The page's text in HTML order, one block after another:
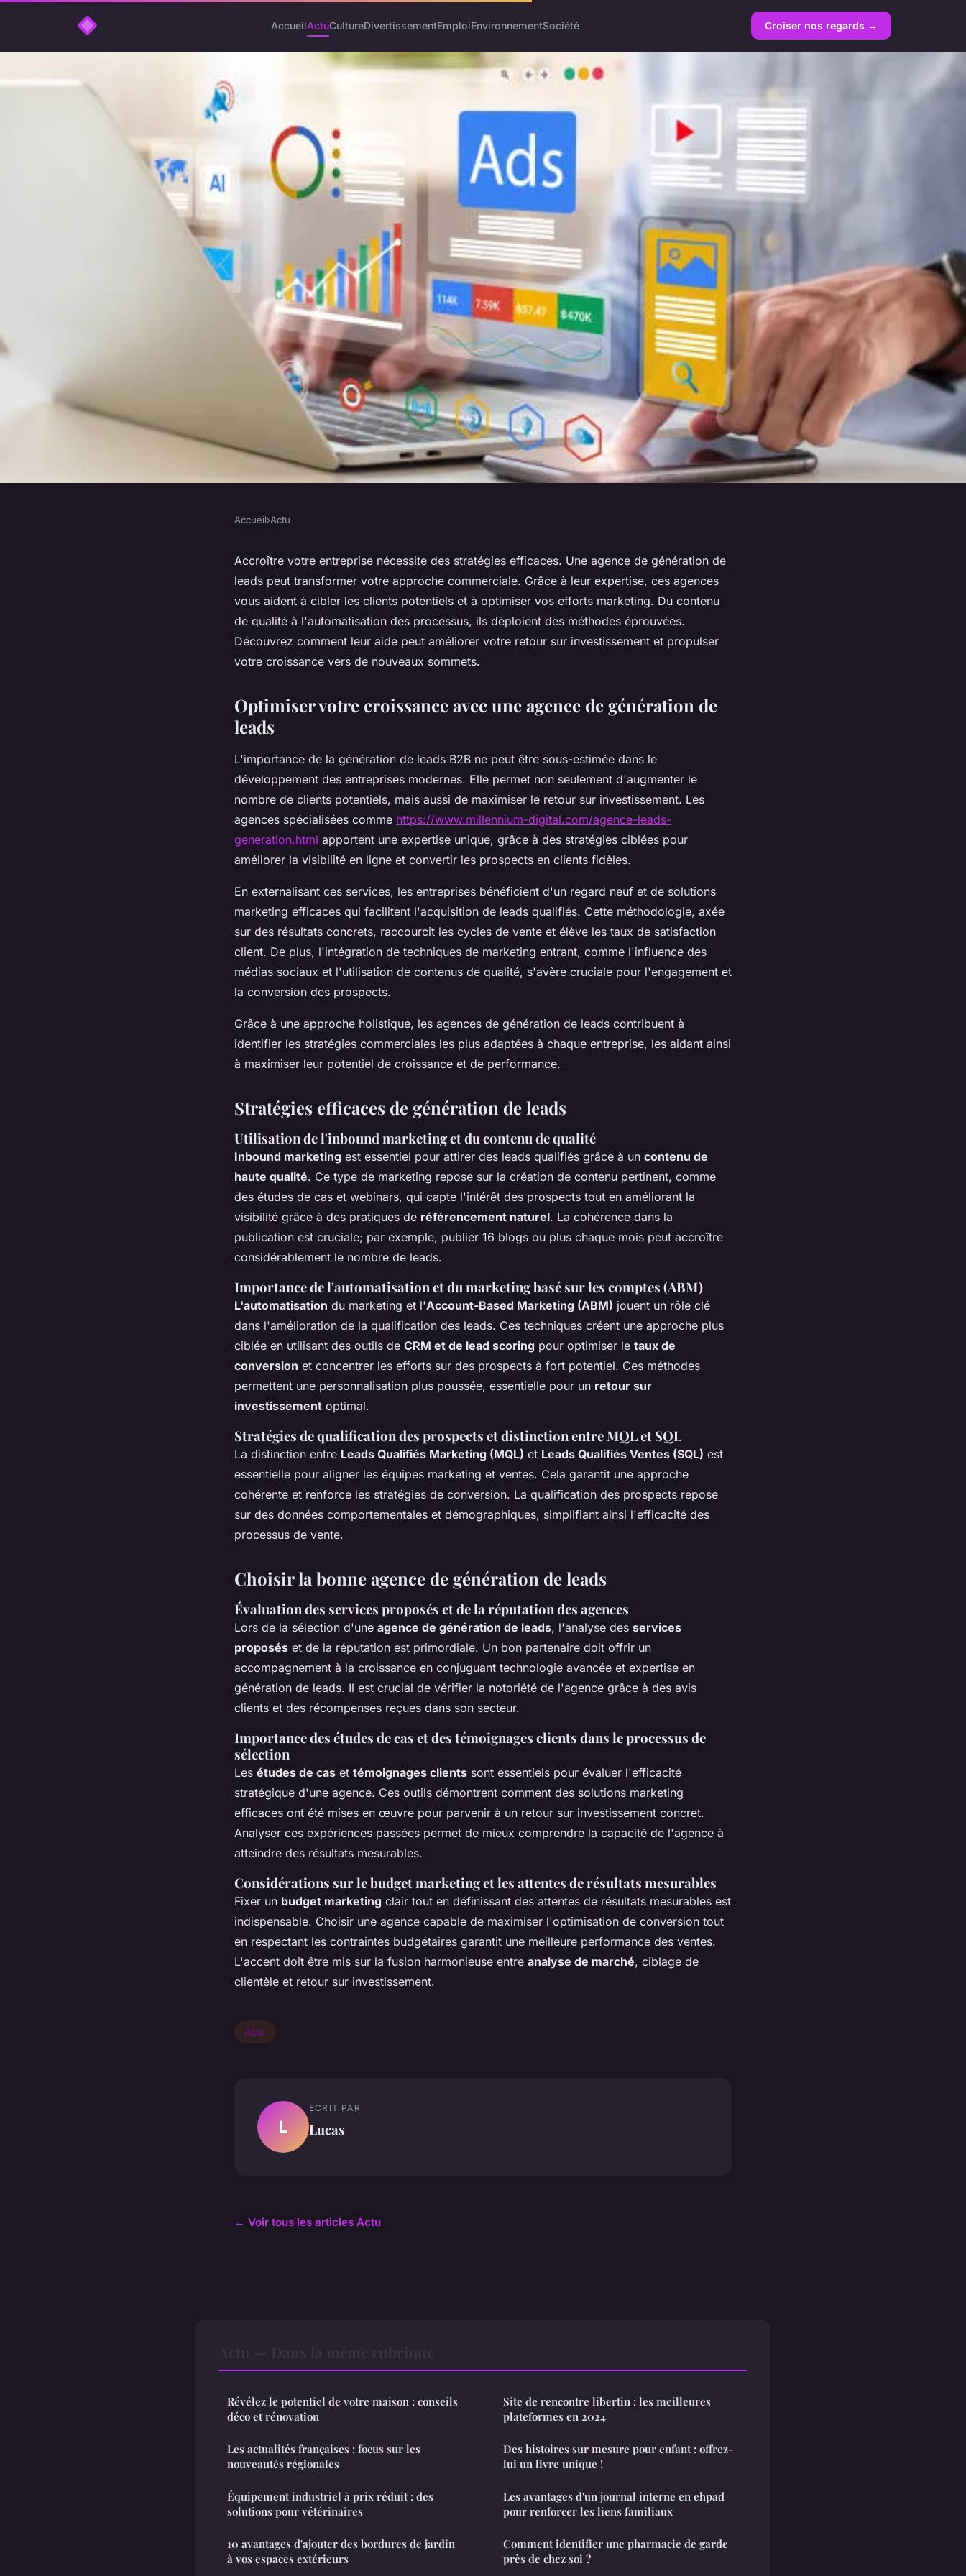
AccueilActuCultureDivertissementEmploiEnvironnementSociété Croiser nos regards →
Optimisez votre croissance avec une
agence de génération de leads
Accueil›Actu
Accroître votre entreprise nécessite des stratégies efficaces. Une agence de génération de
leads peut transformer votre approche commerciale. Grâce à leur expertise, ces agences
vous aident à cibler les clients potentiels et à optimiser vos efforts marketing. Du contenu
de qualité à l'automatisation des processus, ils déploient des méthodes éprouvées.
Découvrez comment leur aide peut améliorer votre retour sur investissement et propulser
votre croissance vers de nouveaux sommets.
Optimiser votre croissance avec une agence de génération de
leads
L'importance de la génération de leads B2B ne peut être sous-estimée dans le
développement des entreprises modernes. Elle permet non seulement d'augmenter le
nombre de clients potentiels, mais aussi de maximiser le retour sur investissement. Les
agences spécialisées comme https://www.millennium-digital.com/agence-leads-
generation.html apportent une expertise unique, grâce à des stratégies ciblées pour
améliorer la visibilité en ligne et convertir les prospects en clients fidèles.
En externalisant ces services, les entreprises bénéficient d'un regard neuf et de solutions
marketing efficaces qui facilitent l'acquisition de leads qualifiés. Cette méthodologie, axée
sur des résultats concrets, raccourcit les cycles de vente et élève les taux de satisfaction
client. De plus, l'intégration de techniques de marketing entrant, comme l'influence des
médias sociaux et l'utilisation de contenus de qualité, s'avère cruciale pour l'engagement et
la conversion des prospects.
Grâce à une approche holistique, les agences de génération de leads contribuent à
identifier les stratégies commerciales les plus adaptées à chaque entreprise, les aidant ainsi
à maximiser leur potentiel de croissance et de performance.
Stratégies efficaces de génération de leads
Utilisation de l'inbound marketing et du contenu de qualité
Inbound marketing est essentiel pour attirer des leads qualifiés grâce à un contenu de
haute qualité. Ce type de marketing repose sur la création de contenu pertinent, comme
des études de cas et webinars, qui capte l'intérêt des prospects tout en améliorant la
visibilité grâce à des pratiques de référencement naturel. La cohérence dans la
publication est cruciale; par exemple, publier 16 blogs ou plus chaque mois peut accroître
considérablement le nombre de leads.
Importance de l'automatisation et du marketing basé sur les comptes (ABM)
L'automatisation du marketing et l'Account-Based Marketing (ABM) jouent un rôle clé
dans l'amélioration de la qualification des leads. Ces techniques créent une approche plus
ciblée en utilisant des outils de CRM et de lead scoring pour optimiser le taux de
conversion et concentrer les efforts sur des prospects à fort potentiel. Ces méthodes
permettent une personnalisation plus poussée, essentielle pour un retour sur
investissement optimal.
Stratégies de qualification des prospects et distinction entre MQL et SQL
La distinction entre Leads Qualifiés Marketing (MQL) et Leads Qualifiés Ventes (SQL) est
essentielle pour aligner les équipes marketing et ventes. Cela garantit une approche
cohérente et renforce les stratégies de conversion. La qualification des prospects repose
sur des données comportementales et démographiques, simplifiant ainsi l'efficacité des
processus de vente.
Choisir la bonne agence de génération de leads
Évaluation des services proposés et de la réputation des agences
Lors de la sélection d'une agence de génération de leads, l'analyse des services
proposés et de la réputation est primordiale. Un bon partenaire doit offrir un
accompagnement à la croissance en conjuguant technologie avancée et expertise en
génération de leads. Il est crucial de vérifier la notoriété de l'agence grâce à des avis
clients et des récompenses reçues dans son secteur.
Importance des études de cas et des témoignages clients dans le processus de
sélection
Les études de cas et témoignages clients sont essentiels pour évaluer l'efficacité
stratégique d'une agence. Ces outils démontrent comment des solutions marketing
efficaces ont été mises en œuvre pour parvenir à un retour sur investissement concret.
Analyser ces expériences passées permet de mieux comprendre la capacité de l'agence à
atteindre des résultats mesurables.
Considérations sur le budget marketing et les attentes de résultats mesurables
Fixer un budget marketing clair tout en définissant des attentes de résultats mesurables est
indispensable. Choisir une agence capable de maximiser l'optimisation de conversion tout
en respectant les contraintes budgétaires garantit une meilleure performance des ventes.
L'accent doit être mis sur la fusion harmonieuse entre analyse de marché, ciblage de
clientèle et retour sur investissement.
Actu
L
ECRIT PAR
Lucas
← Voir tous les articles Actu
Révélez le potentiel de votre maison : conseils
déco et rénovation
Les actualités françaises : focus sur les
nouveautés régionales
Équipement industriel à prix réduit : des
solutions pour vétérinaires
10 avantages d'ajouter des bordures de jardin
à vos espaces extérieurs
Site de rencontre libertin : les meilleures
plateformes en 2024
Des histoires sur mesure pour enfant : offrez-
lui un livre unique !
Les avantages d'un journal interne en ehpad
pour renforcer les liens familiaux
Comment identifier une pharmacie de garde
près de chez soi ?